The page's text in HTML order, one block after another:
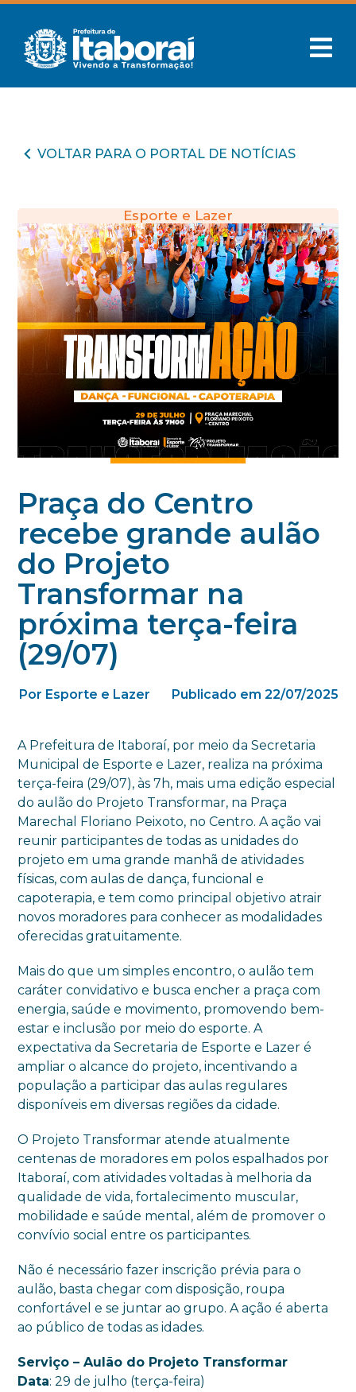
VOLTAR PARA O PORTAL DE NOTÍCIAS
Esporte e Lazer
Praça do Centro
recebe grande aulão
do Projeto
Transformar na
próxima terça-feira
(29/07)
Por Esporte e Lazer Publicado em 22/07/2025
A Prefeitura de Itaboraí, por meio da Secretaria
Municipal de Esporte e Lazer, realiza na próxima
terça-feira (29/07), às 7h, mais uma edição especial
do aulão do Projeto Transformar, na Praça
Marechal Floriano Peixoto, no Centro. A ação vai
reunir participantes de todas as unidades do
projeto em uma grande manhã de atividades
físicas, com aulas de dança, funcional e
capoterapia, e tem como principal objetivo atrair
novos moradores para conhecer as modalidades
oferecidas gratuitamente.
Mais do que um simples encontro, o aulão tem
caráter convidativo e busca encher a praça com
energia, saúde e movimento, promovendo bem-
estar e inclusão por meio do esporte. A
expectativa da Secretaria de Esporte e Lazer é
ampliar o alcance do projeto, incentivando a
população a participar das aulas regulares
disponíveis em diversas regiões da cidade.
O Projeto Transformar atende atualmente
centenas de moradores em polos espalhados por
Itaboraí, com atividades voltadas à melhoria da
qualidade de vida, fortalecimento muscular,
mobilidade e saúde mental, além de promover o
convívio social entre os participantes.
Não é necessário fazer inscrição prévia para o
aulão, basta chegar com disposição, roupa
confortável e se juntar ao grupo. A ação é aberta
ao público de todas as idades.
Serviço – Aulão do Projeto Transformar
Data: 29 de julho (terça-feira)